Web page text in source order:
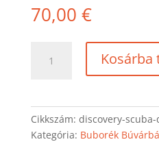
70,00 €
Scuba
Felnőtt
Kosárba
Cikkszám: discovery-
Kategória: Buborék